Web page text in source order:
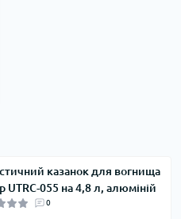
казанок для вогнища
UTRC-055 на 4,8 л, алюміній
0